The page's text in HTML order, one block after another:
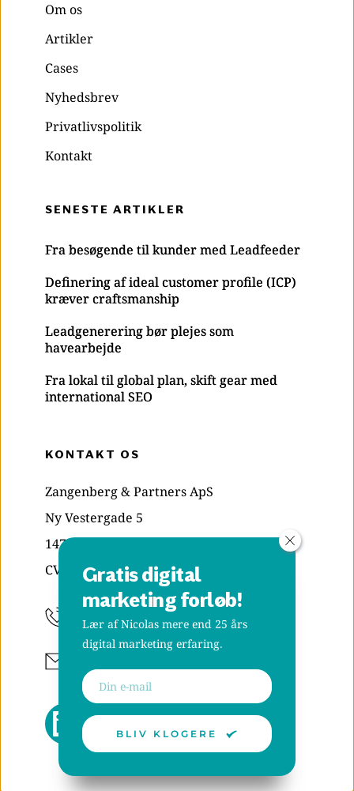
Om os
Artikler
Cases
Nyhedsbrev
Privatlivspolitik
Kontakt
SENESTE ARTIKLER
Fra besøgende til kunder med Leadfeeder
Definering af ideal customer profile (ICP)
kræver craftsmanship
Leadgenerering bør plejes som
havearbejde
Fra lokal til global plan, skift gear med
international SEO
KONTAKT OS
Zangenberg & Partners ApS
Ny Vestergade 5
1471 København K
CVR: 29835039
+45 70 20 48 38
Gratis digital
marketing forløb!
Lær af Nicolas mere end 25 års
digital marketing erfaring.
BLIV KLOGERE